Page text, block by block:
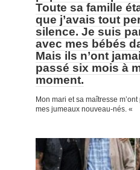
Toute sa famille
que j’avais tout
silence. Je suis
avec mes bébés
Mais ils n’ont
passé six mois à
moment.
Mon mari et sa maîtresse
mes jumeaux nouveau-nés. «